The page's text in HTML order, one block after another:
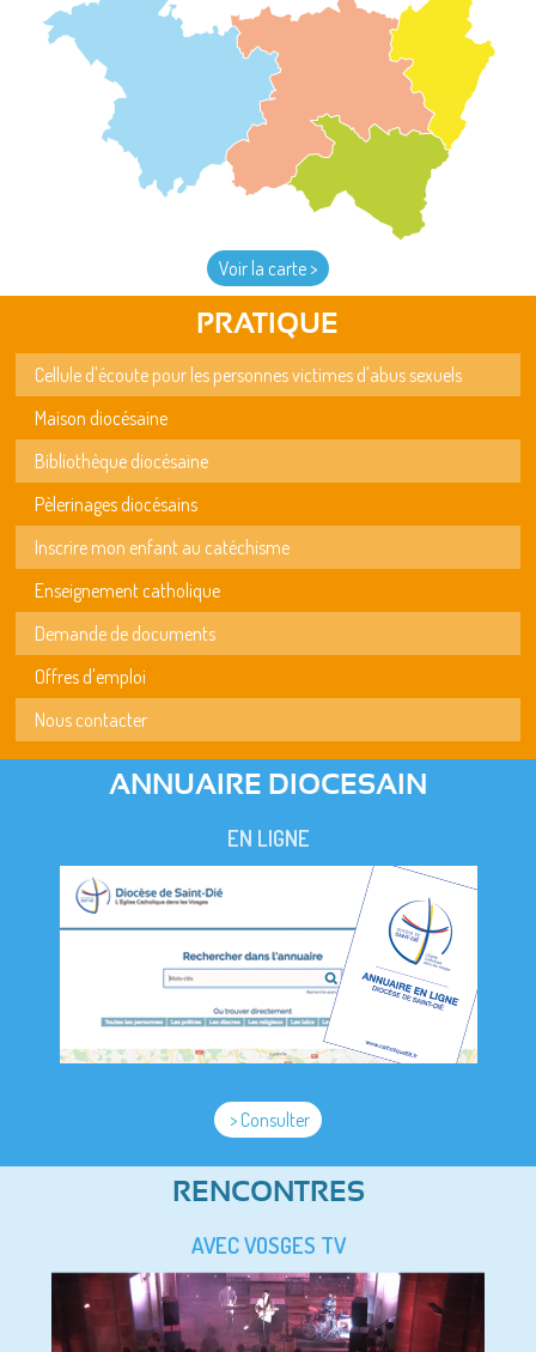
Voir la carte >
PRATIQUE
Cellule d'écoute pour les personnes victimes d'abus sexuels
Maison diocésaine
Bibliothèque diocésaine
Pèlerinages diocésains
Inscrire mon enfant au catéchisme
Enseignement catholique
Demande de documents
Offres d'emploi
Nous contacter
ANNUAIRE DIOCESAIN
EN LIGNE
> Consulter
RENCONTRES
AVEC VOSGES TV